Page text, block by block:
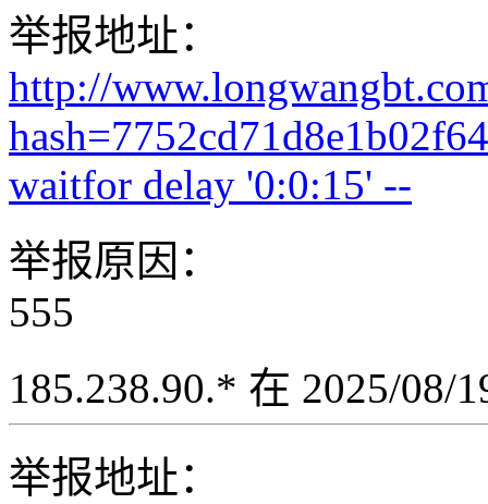
举报地址：
http://
waitfor delay '0:0:15' --
举报原因：
555
185.238.90.* 在 2025/08/
举报地址：